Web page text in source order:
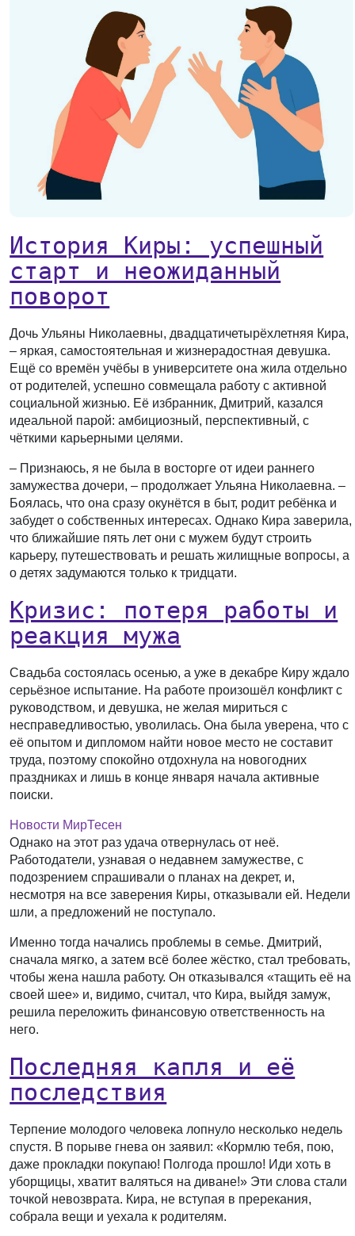
История Киры: успешный
старт и неожиданный
поворот
Дочь Ульяны Николаевны, двадцатичетырёхлетняя Кира,
– яркая, самостоятельная и жизнерадостная девушка.
Ещё со времён учёбы в университете она жила отдельно
от родителей, успешно совмещала работу с активной
социальной жизнью. Её избранник, Дмитрий, казался
идеальной парой: амбициозный, перспективный, с
чёткими карьерными целями.
– Признаюсь, я не была в восторге от идеи раннего
замужества дочери, – продолжает Ульяна Николаевна. –
Боялась, что она сразу окунётся в быт, родит ребёнка и
забудет о собственных интересах. Однако Кира заверила,
что ближайшие пять лет они с мужем будут строить
карьеру, путешествовать и решать жилищные вопросы, а
о детях задумаются только к тридцати.
Кризис: потеря работы и
реакция мужа
Свадьба состоялась осенью, а уже в декабре Киру ждало
серьёзное испытание. На работе произошёл конфликт с
руководством, и девушка, не желая мириться с
несправедливостью, уволилась. Она была уверена, что с
её опытом и дипломом найти новое место не составит
труда, поэтому спокойно отдохнула на новогодних
праздниках и лишь в конце января начала активные
поиски.
Новости МирТесен
Однако на этот раз удача отвернулась от неё.
Работодатели, узнавая о недавнем замужестве, с
подозрением спрашивали о планах на декрет, и,
несмотря на все заверения Киры, отказывали ей. Недели
шли, а предложений не поступало.
Именно тогда начались проблемы в семье. Дмитрий,
сначала мягко, а затем всё более жёстко, стал требовать,
чтобы жена нашла работу. Он отказывался «тащить её на
своей шее» и, видимо, считал, что Кира, выйдя замуж,
решила переложить финансовую ответственность на
него.
Последняя капля и её
последствия
Терпение молодого человека лопнуло несколько недель
спустя. В порыве гнева он заявил: «Кормлю тебя, пою,
даже прокладки покупаю! Полгода прошло! Иди хоть в
уборщицы, хватит валяться на диване!» Эти слова стали
точкой невозврата. Кира, не вступая в пререкания,
собрала вещи и уехала к родителям.